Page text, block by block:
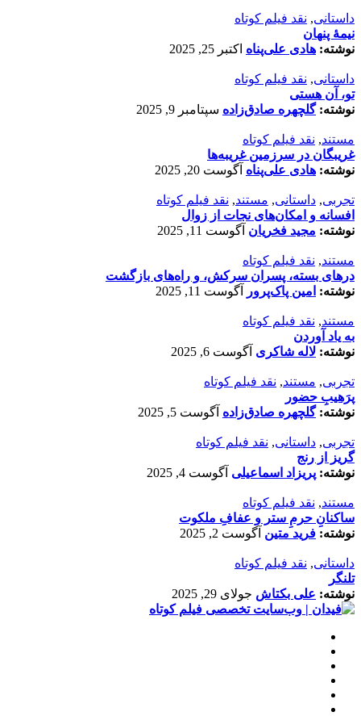
داستانی, نقد فیلم کوتاه
نیمۀ پنهان
نوشته: هادی علی‌پناه اکتبر 25, 2025
داستانی, نقد فیلم کوتاه
تو، آن هستی
نوشته:گلچهره صادق‌زاده سپتامبر 9, 2025
مستند, نقد فیلم کوتاه
غریبگان در سرزمین غریبه‌ها
نوشته: هادی علی‌پناه آگوست 20, 2025
تجربی, داستانی, مستند, نقد فیلم کوتاه
افسانه‌ و امکان‌های نجات از زوال
نوشته: مجید فخریان آگوست 11, 2025
مستند, نقد فیلم کوتاه
درهای بسته، پسران سرکش، و راه‌های بازگشت
نوشته: امین پاک‌پرور آگوست 11, 2025
مستند, نقد فیلم کوتاه
به یاد آوردن
نوشته: لاله شاکری آگوست 6, 2025
تجربی, مستند, نقد فیلم کوتاه
پرَهیب‌ِ حضور
نوشته:گلچهره صادق‌زاده آگوست 5, 2025
تجربی, داستانی, نقد فیلم کوتاه
گریز از رنج
نوشته: پریزاد اسماعیلی آگوست 4, 2025
مستند, نقد فیلم کوتاه
ساکنانِ حرمِ ستر و عفافِ ملکوت
نوشته: فرید متین آگوست 2, 2025
داستانی, نقد فیلم کوتاه
تلنگر
نوشته: علی بکتاش جولای 29, 2025